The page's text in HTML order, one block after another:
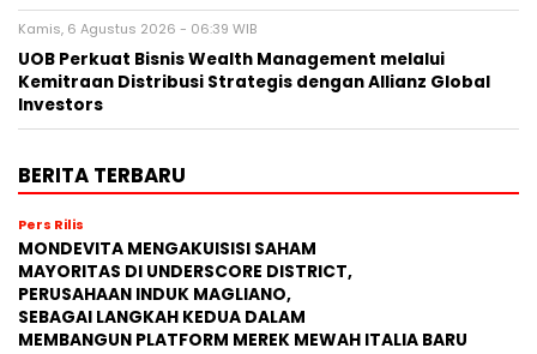
Kamis, 6 Agustus 2026 - 06:39 WIB
UOB Perkuat Bisnis Wealth Management melalui
Kemitraan Distribusi Strategis dengan Allianz Global
Investors
BERITA TERBARU
Pers Rilis
MONDEVITA MENGAKUISISI SAHAM
MAYORITAS DI UNDERSCORE DISTRICT,
PERUSAHAAN INDUK MAGLIANO,
SEBAGAI LANGKAH KEDUA DALAM
MEMBANGUN PLATFORM MEREK MEWAH ITALIA BARU